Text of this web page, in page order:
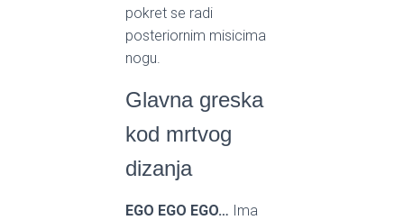
pokret se radi
posteriornim misicima
nogu.
Glavna greska
kod mrtvog
dizanja
EGO EGO EGO… Ima